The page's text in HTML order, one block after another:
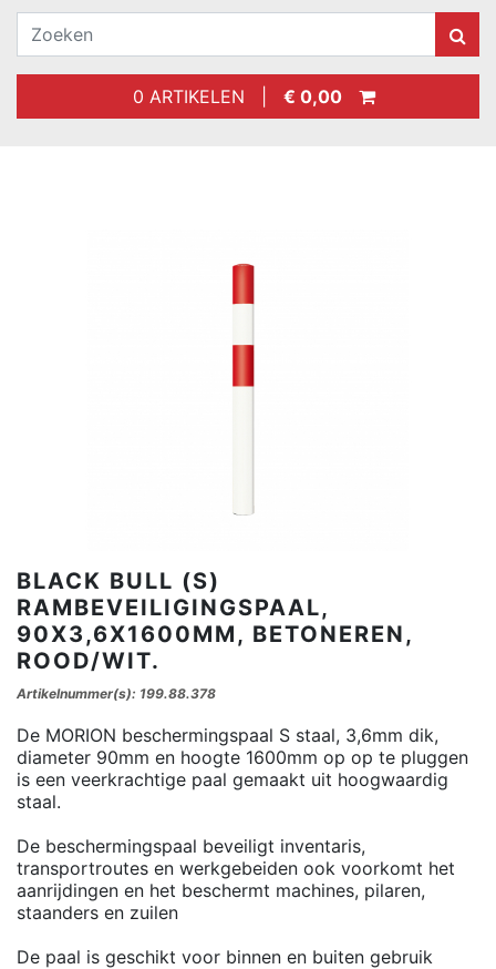
0 ARTIKELEN | € 0,00
BLACK BULL (S)
RAMBEVEILIGINGSPAAL,
90X3,6X1600MM, BETONEREN,
ROOD/WIT.
Artikelnummer(s): 199.88.378
De MORION beschermingspaal S staal, 3,6mm dik,
diameter 90mm en hoogte 1600mm op op te pluggen
is een veerkrachtige paal gemaakt uit hoogwaardig
staal.
De beschermingspaal beveiligt inventaris,
transportroutes en werkgebeiden ook voorkomt het
aanrijdingen en het beschermt machines, pilaren,
staanders en zuilen
De paal is geschikt voor binnen en buiten gebruik